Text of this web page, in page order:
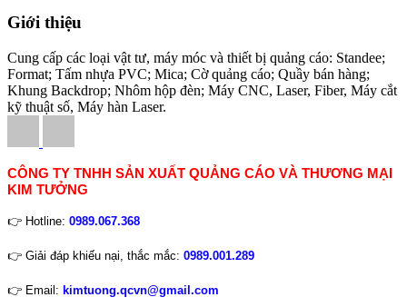
Giới thiệu
Cung cấp các loại vật tư, máy móc và thiết bị quảng cáo: Standee;
Format; Tấm nhựa PVC; Mica; Cờ quảng cáo; Quầy bán hàng;
Khung Backdrop; Nhôm hộp đèn; Máy CNC, Laser, Fiber, Máy cắt
kỹ thuật số, Máy hàn Laser.
CÔNG TY TNHH SẢN XUẤT QUẢNG CÁO VÀ THƯƠNG MẠI
KIM TƯỞNG
👉 Hotline: 0989.067.368
👉 Giải đáp khiếu nại, thắc mắc: 0989.001.289
👉 Email: kimtuong.qcvn@gmail.com